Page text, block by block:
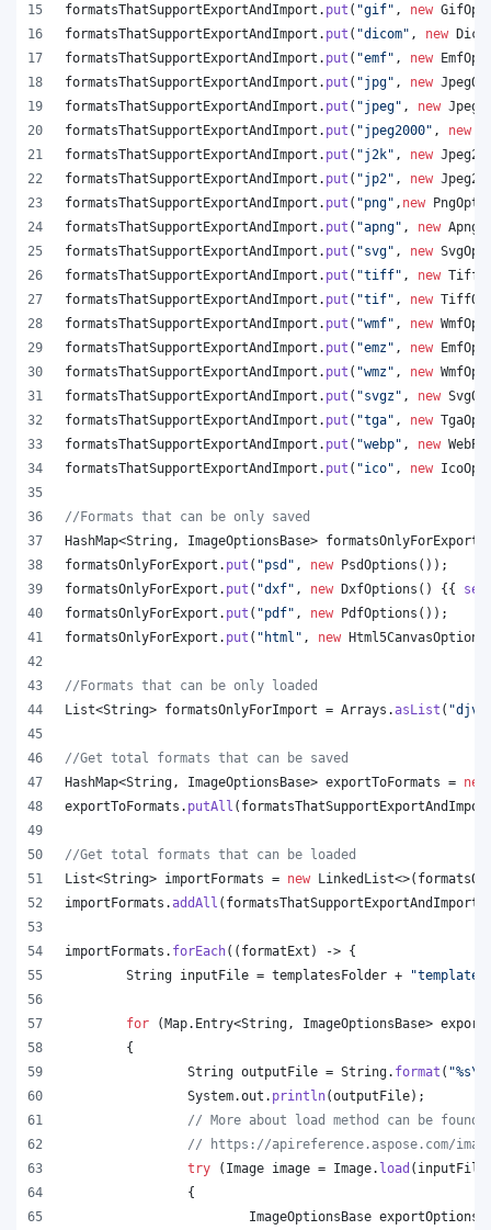
formatsThatSupportExportAndImport . put ( "gif" , new
formatsThatSupportExportAndImport . put ( "dicom" , new
formatsThatSupportExportAndImport . put ( "emf" , new
formatsThatSupportExportAndImport . put ( "jpg" , new
formatsThatSupportExportAndImport . put ( "jpeg" , new
formatsThatSupportExportAndImport . put ( "jpeg2000" , new
formatsThatSupportExportAndImport . put ( "j2k" , new
formatsThatSupportExportAndImport . put ( "jp2" , new
formatsThatSupportExportAndImport . put ( "png" , new
formatsThatSupportExportAndImport . put ( "apng" , new
formatsThatSupportExportAndImport . put ( "svg" , new
formatsThatSupportExportAndImport . put ( "tiff" , new
formatsThatSupportExportAndImport . put ( "tif" , new
formatsThatSupportExportAndImport . put ( "wmf" , new
formatsThatSupportExportAndImport . put ( "emz" , new
formatsThatSupportExportAndImport . put ( "wmz" , new
formatsThatSupportExportAndImport . put ( "svgz" , new
formatsThatSupportExportAndImport . put ( "tga" , new
formatsThatSupportExportAndImport . put ( "webp" , new
formatsThatSupportExportAndImport . put ( "ico" , new
//Formats that can be only saved
HashMap<String , ImageOptionsBase> formatsOnlyForExport
formatsOnlyForExport . put ( "psd" , new PsdOptions ());
formatsOnlyForExport . put ( "dxf" , new DxfOptions () {{
formatsOnlyForExport . put ( "pdf" , new PdfOptions ());
formatsOnlyForExport . put ( "html" , new Html5CanvasOptions
//Formats that can be only loaded
List<String> formatsOnlyForImport = Arrays .asList (
//Get total formats that can be saved
HashMap<String , ImageOptionsBase> exportToFormats = new
exportToFormats . putAll (
//Get total formats that can be loaded
List<String> importFormats = new LinkedList<>(
importFormats .addAll ( formatsThatSupportExportAndImport
importFormats . forEach(( formatExt ) -> {
String inputFile = templatesFolder +
for (Map. Entry<String , ImageOptionsBase>
	{
String outputFile = String. format ( "%s\\
System.out . println(outputFile);
// More about load method can be found
// https://apireference.aspose.com/
try ( Image image = Image. load ( inputFile
		{
ImageOptionsBase exportOptions